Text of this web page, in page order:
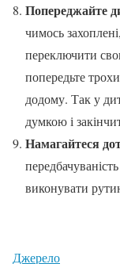
Попереджайте
чимось
переключити
попередьте
додому. Так у
думкою і
Намагайтеся
виконувати
Джерело